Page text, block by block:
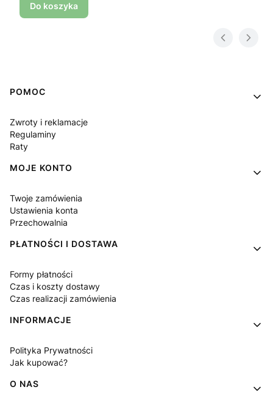
Do koszyka
Linki w stopce
POMOC
Zwroty i reklamacje
Regulaminy
Raty
MOJE KONTO
Twoje zamówienia
Ustawienia konta
Przechowalnia
PŁATNOŚCI I DOSTAWA
Formy płatności
Czas i koszty dostawy
Czas realizacji zamówienia
INFORMACJE
Polityka Prywatności
Jak kupować?
O NAS